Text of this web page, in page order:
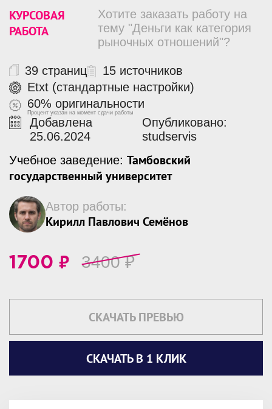
КУРСОВАЯ
РАБОТА
Хотите заказать работу на
тему "Деньги как категория
рыночных отношений"?
39 страниц
15 источников
Etxt (стандартные настройки)
60% оригинальности
Процент указан на момент сдачи работы
Добавлена
25.06.2024
Опубликовано:
studservis
Учебное заведение: Тамбовский
государственный университет
Автор работы:
Кирилл Павлович Семёнов
1700 ₽ 3400₽
СКАЧАТЬ ПРЕВЬЮ
СКАЧАТЬ В 1 КЛИК